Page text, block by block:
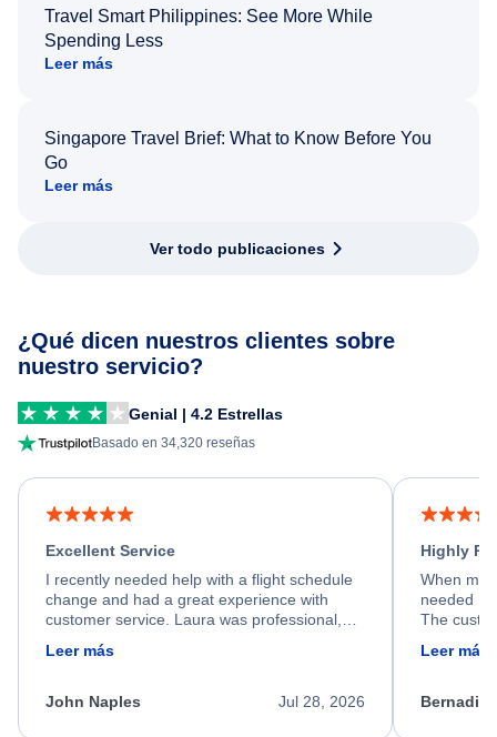
Travel Smart Philippines: See More While
Spending Less
Leer más
Singapore Travel Brief: What to Know Before You
Go
Leer más
Ver todo publicaciones
¿Qué dicen nuestros clientes sobre
nuestro servicio?
Genial | 4.2 Estrellas
Basado en 34,320 reseñas
Excellent Service
I recently needed help with a flight schedule
change and had a great experience with
customer service. Laura was professional,
friendly, and very helpful throughout the
process. She quickly found a solution and
appreciate her excellent service.
Leer más
Jul 28, 2026
John Naples
Highly
When my
needed
The
calm,
Leer más